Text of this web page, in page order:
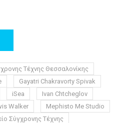
Τέχνης Θεσσαλονίκης
Gayatri Chakravorty Spivak
iSea
Ivan Chtcheglov
Walker
Mephisto Me Studio
Σύγχρονης Τέχνης